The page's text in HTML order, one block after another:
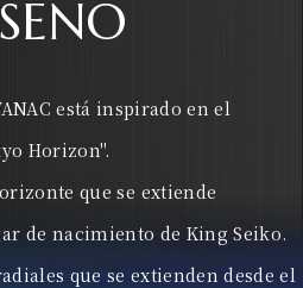
está inspirado en el
Horizon".
que se extiende
de nacimiento de King Seiko.
que se extienden desde el